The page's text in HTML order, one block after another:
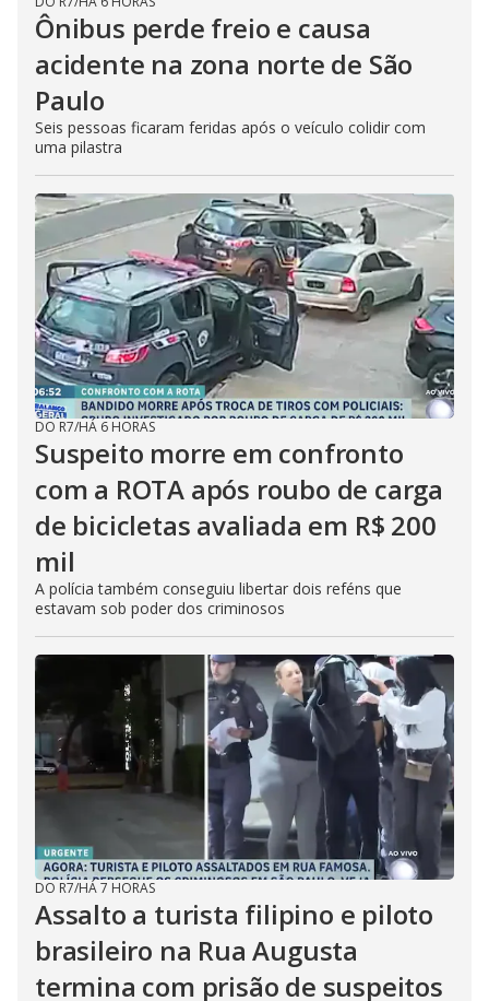
Ônibus perde freio e causa
acidente na zona norte de São
Paulo
Seis pessoas ficaram feridas após o veículo colidir com
uma pilastra
DO R7/HÁ 6 HORAS
Suspeito morre em confronto
com a ROTA após roubo de carga
de bicicletas avaliada em R$ 200
mil
A polícia também conseguiu libertar dois reféns que
estavam sob poder dos criminosos
DO R7/HÁ 7 HORAS
Assalto a turista filipino e piloto
brasileiro na Rua Augusta
termina com prisão de suspeitos